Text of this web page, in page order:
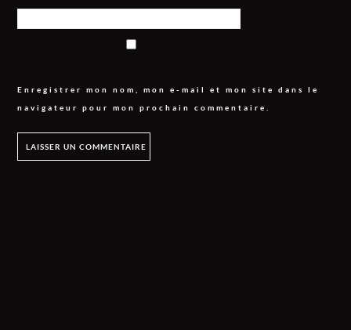
Enregistrer mon nom, mon e-mail et mon site dans le
navigateur pour mon prochain commentaire.